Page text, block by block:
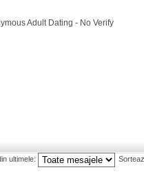
Adult Dating - No Verify
ultimele: